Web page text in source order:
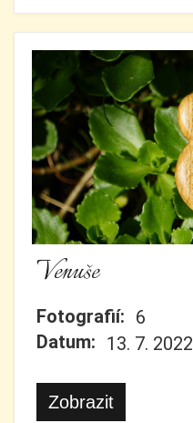
Venuše
Fotografií: 6
Datum: 13. 7. 2022
Zobrazit